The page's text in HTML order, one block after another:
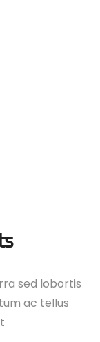
sed lobortis
ac tellus